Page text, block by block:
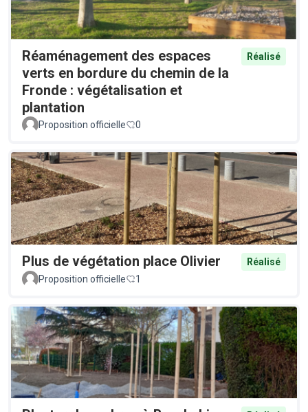
Réaménagement des espaces
verts en bordure du chemin de la
Fronde : végétalisation et
plantation
Réalisé
Proposition officielle 0
Plus de végétation place Olivier
Réalisé
Proposition officielle
1